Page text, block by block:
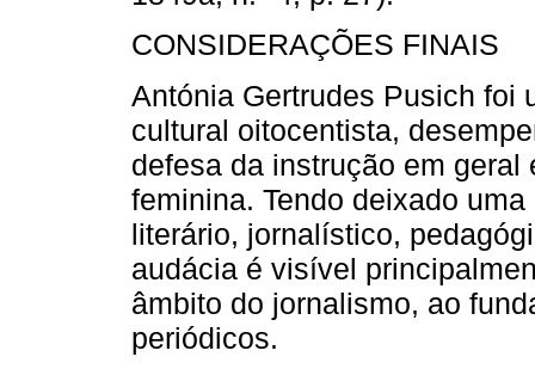
CONSIDERAÇÕES FINAIS
Antónia Gertrudes Pusich foi
cultural oitocentista,
defesa da instrução em
feminina. Tendo deixado
literário, jornalístico,
audácia é visível
âmbito do jornalismo, ao
periódicos.